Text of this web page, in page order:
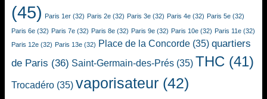
(45) Paris 1er (32) Paris 2e (32) Paris 3e (32) Paris 4e (32) Paris 5e (32)
Paris 6e (32) Paris 7e (32) Paris 8e (32) Paris 9e (32) Paris 10e (32) Paris 11e (32)
Paris 12e (32) Paris 13e (32) Place de la Concorde (35) quartiers
de Paris (36) Saint-Germain-des-Prés (35) THC (41)
Trocadéro (35) vaporisateur (42)